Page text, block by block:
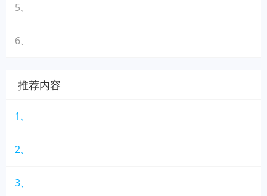
5、
6、
推荐内容
1、
2、
3、